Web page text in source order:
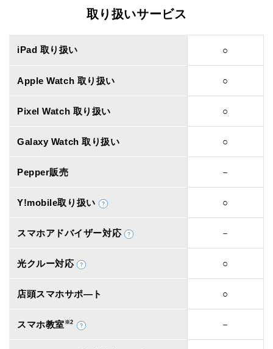
取り扱いサービス
iPad 取り扱い ○
Apple Watch 取り扱い ○
Pixel Watch 取り扱い ○
Galaxy Watch 取り扱い ○
Pepper販売 －
Y!mobile取り扱い ○
スマホアドバイザー対応 －
光クルー対応 ○
店頭スマホサポ―ト ○
スマホ教室 ※2 －